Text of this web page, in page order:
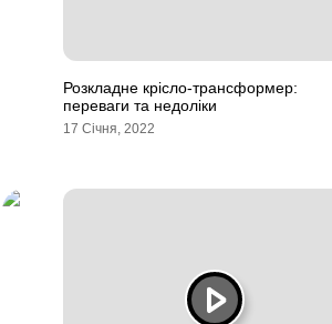
Розкладне крісло-трансформер:
переваги та недоліки
17 Січня, 2022